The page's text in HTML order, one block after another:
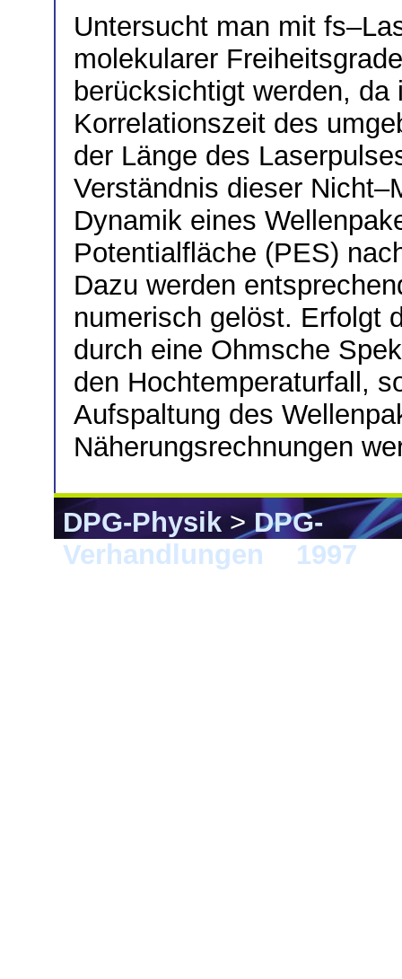
Untersucht man mit
molekularer
berücksichtigt werden,
Korrelationszeit des
der Länge des
Verständnis dieser
Dynamik eines
Potentialfläche (PES)
Dazu werden
numerisch gelöst. Erfolgt
durch eine Ohmsche
den Hochtemperaturfall,
Aufspaltung des
Näherungsrechnungen
DPG-Physik>DPG-
Verhandlungen
1997